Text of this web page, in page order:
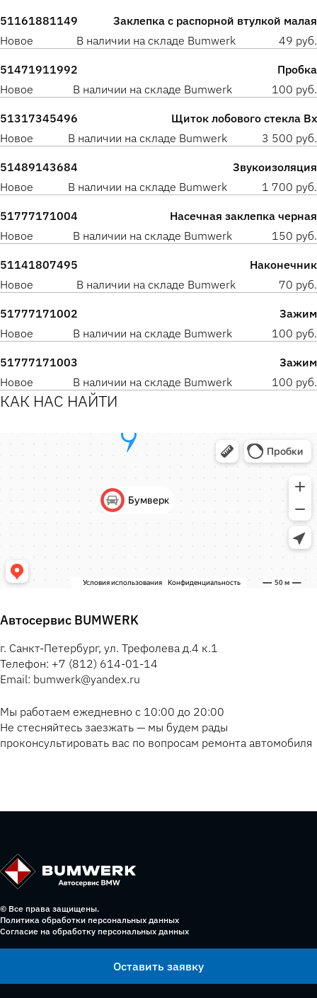
51161881149
Заклепка с распорной втулкой малая
Новое
В наличии на складе Bumwerk 49 руб.
51471911992
Пробка
Новое
В наличии на складе Bumwerk 100 руб.
51317345496
Щиток лобового стекла Вх
Новое
В наличии на складе Bumwerk 3 500 руб.
51489143684
Звукоизоляция
Новое
В наличии на складе Bumwerk 1 700 руб.
51777171004
Насечная заклепка черная
Новое
В наличии на складе Bumwerk 150 руб.
51141807495
Наконечник
Новое
В наличии на складе Bumwerk 70 руб.
51777171002
Зажим
Новое
В наличии на складе Bumwerk 100 руб.
51777171003
Зажим
Новое
В наличии на складе Bumwerk 100 руб.
КАК НАС НАЙТИ
Автосервис BUMWERK
г. Санкт-Петербург, ул. Трефолева д.4 к.1
Телефон: +7 (812) 614-01-14
Email: bumwerk@yandex.ru
Мы работаем ежедневно с 10:00 до 20:00
Не стесняйтесь заезжать — мы будем рады
проконсультировать вас по вопросам ремонта автомобиля
© Все права защищены.
Политика обработки персональных данных
Согласие на обработку персональных данных
Оставить заявку